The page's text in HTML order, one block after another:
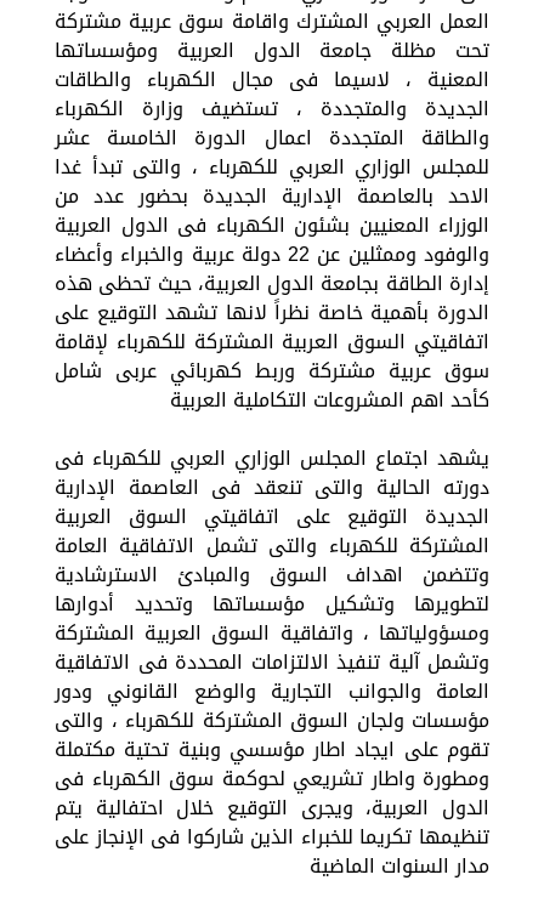
العمل العربي المشترك واقامة سوق عربية مشتركة
تحت مظلة جامعة الدول العربية ومؤسساتها
المعنية ، لاسيما فى مجال الكهرباء والطاقات
الجديدة والمتجددة ، تستضيف وزارة الكهرباء
والطاقة المتجددة اعمال الدورة الخامسة عشر
للمجلس الوزاري العربي للكهرباء ، والتى تبدأ غدا
الاحد بالعاصمة الإدارية الجديدة بحضور عدد من
الوزراء المعنيين بشئون الكهرباء فى الدول العربية
والوفود وممثلين عن 22 دولة عربية والخبراء وأعضاء
إدارة الطاقة بجامعة الدول العربية، حيث تحظى هذه
الدورة بأهمية خاصة نظراً لانها تشهد التوقيع على
اتفاقيتي السوق العربية المشتركة للكهرباء لإقامة
سوق عربية مشتركة وربط كهربائي عربى شامل
كأحد اهم المشروعات التكاملية العربية
يشهد اجتماع المجلس الوزاري العربي للكهرباء فى
دورته الحالية والتى تنعقد فى العاصمة الإدارية
الجديدة التوقيع على اتفاقيتي السوق العربية
المشتركة للكهرباء والتى تشمل الاتفاقية العامة
وتتضمن اهداف السوق والمبادئ الاسترشادية
لتطويرها وتشكيل مؤسساتها وتحديد أدوارها
ومسؤولياتها ، واتفاقية السوق العربية المشتركة
وتشمل آلية تنفيذ الالتزامات المحددة فى الاتفاقية
العامة والجوانب التجارية والوضع القانوني ودور
مؤسسات ولجان السوق المشتركة للكهرباء ، والتى
تقوم على ايجاد اطار مؤسسي وبنية تحتية مكتملة
ومطورة واطار تشريعي لحوكمة سوق الكهرباء فى
الدول العربية، ويجرى التوقيع خلال احتفالية يتم
تنظيمها تكريما للخبراء الذين شاركوا فى الإنجاز على
مدار السنوات الماضية